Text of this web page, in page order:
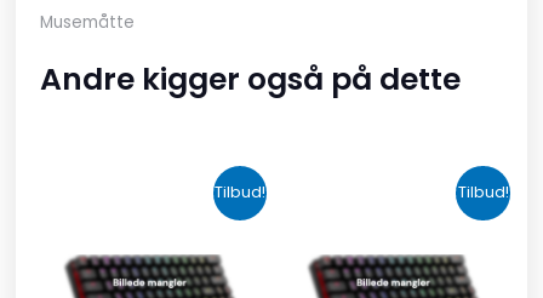
Musemåtte
Andre kigger også på dette
Tilbud!
oprindelige
pris
var:
Den
aktuelle
pris
er:
Tilbud!
oprindelige
pris
var:
aktuelle
pris
er: